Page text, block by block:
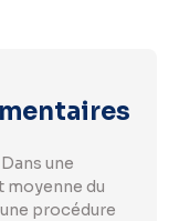
une
du
procédure